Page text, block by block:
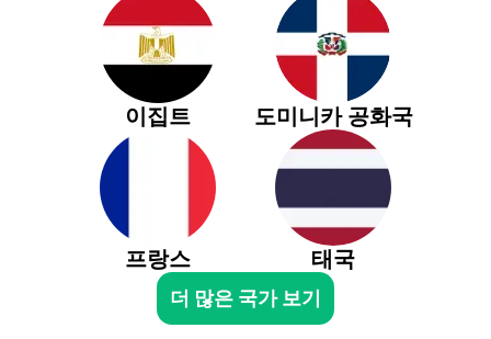
이집트 도미니카 공화국
프랑스 태국
더 많은 국가 보기